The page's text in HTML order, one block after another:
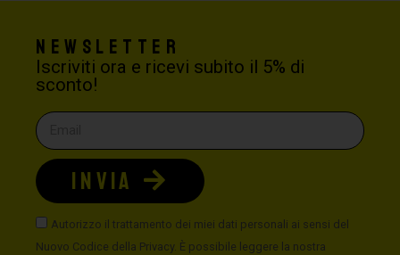
Newsletter
Iscriviti ora e ricevi subito il 5% di
sconto!
Autorizzo il trattamento dei miei dati personali ai sensi del
Nuovo Codice della Privacy. È possibile leggere la nostra
INVIA